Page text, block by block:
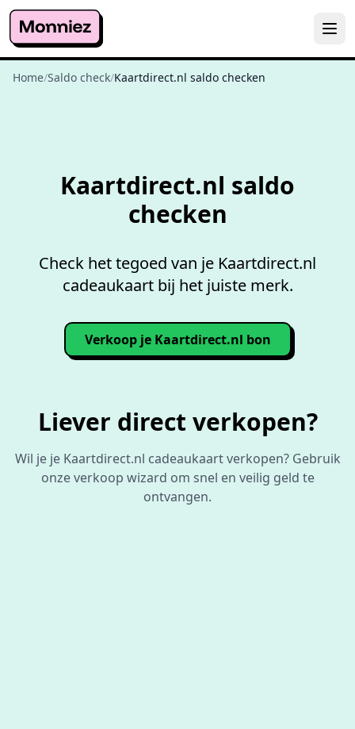
Home/Saldo check/Kaartdirect.nl saldo checken
Kaartdirect.nl saldo
checken
Check het tegoed van je Kaartdirect.nl
cadeaukaart bij het juiste merk.
Verkoop je Kaartdirect.nl bon
Liever direct verkopen?
Wil je je Kaartdirect.nl cadeaukaart verkopen? Gebruik
onze verkoop wizard om snel en veilig geld te
ontvangen.